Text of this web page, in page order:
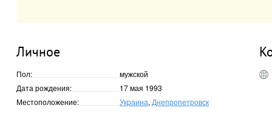
Личное
Пол:
мужской
Дата рождения:
17 мая 1993
Местоположение:
Украина, Днепропетровск